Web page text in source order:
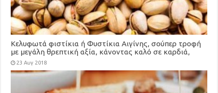
Κελυφωτά φιστίκια ή Φυστίκια Αιγίνης, σούπερ τροφή
με μεγάλη θρεπτική αξία, κάνοντας καλό σε καρδιά,
χοληστερίνη, μάτια, αδυνάτισμα
23 Αυγ 2018